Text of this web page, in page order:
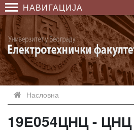
НАВИГАЦИЈА
Насловна
19Е054ЦНЦ - ЦНЦ